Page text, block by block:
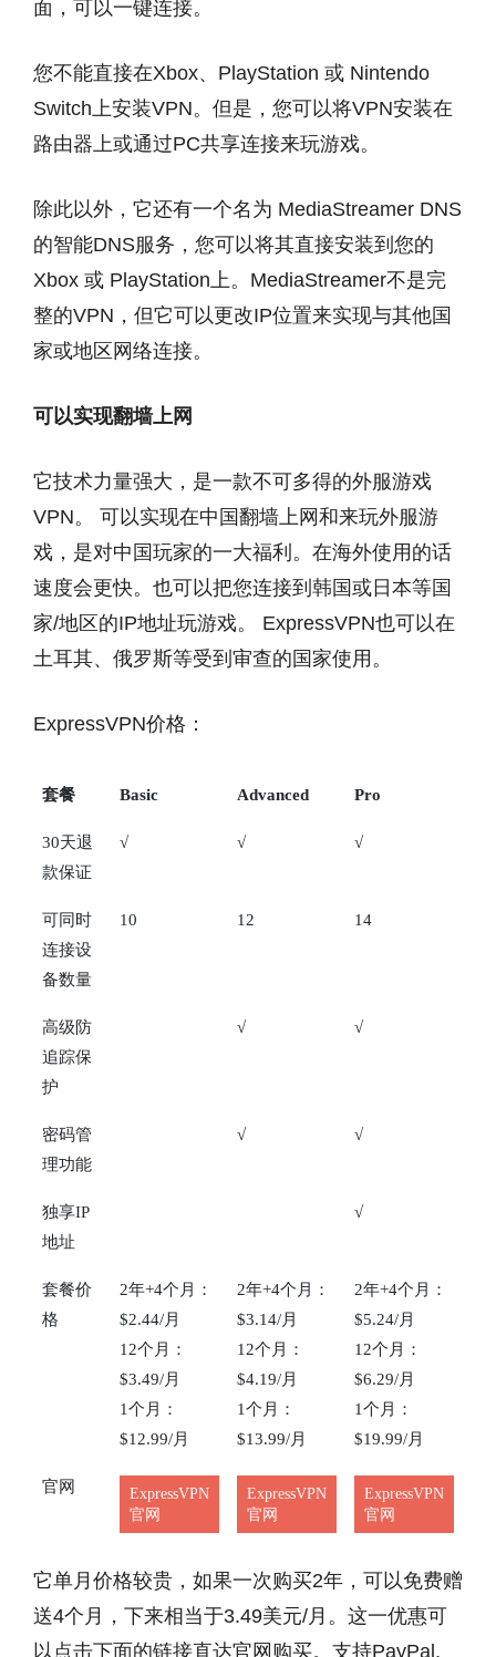
面，可以一键连接。
您不能直接在Xbox、PlayStation 或 Nintendo
Switch上安装VPN。但是，您可以将VPN安装在
路由器上或通过PC共享连接来玩游戏。
除此以外，它还有一个名为 MediaStreamer DNS
的智能DNS服务，您可以将其直接安装到您的
Xbox 或 PlayStation上。MediaStreamer不是完
整的VPN，但它可以更改IP位置来实现与其他国
家或地区网络连接。
可以实现翻墙上网
它技术力量强大，是一款不可多得的外服游戏
VPN。 可以实现在中国翻墙上网和来玩外服游
戏，是对中国玩家的一大福利。在海外使用的话
速度会更快。也可以把您连接到韩国或日本等国
家/地区的IP地址玩游戏。 ExpressVPN也可以在
土耳其、俄罗斯等受到审查的国家使用。
ExpressVPN价格：
套餐 Basic Advanced Pro
30天退
款保证
√ √ √
可同时
连接设
备数量
10 12 14
高级防
追踪保
护
√ √
密码管
理功能
√ √
独享IP
地址
√
套餐价
格
2年+4个月：
$2.44/月
12个月：
$3.49/月
1个月：
$12.99/月
2年+4个月：
$3.14/月
12个月：
$4.19/月
1个月：
$13.99/月
2年+4个月：
$5.24/月
12个月：
$6.29/月
1个月：
$19.99/月
官网
ExpressVPN
官网
ExpressVPN
官网
ExpressVPN
官网
它单月价格较贵，如果一次购买2年，可以免费赠
送4个月，下来相当于3.49美元/月。这一优惠可
以点击下面的链接直达官网购买。支持PayPal,